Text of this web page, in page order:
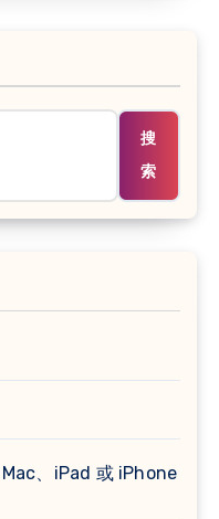
搜
索
、iPad 或 iPhone